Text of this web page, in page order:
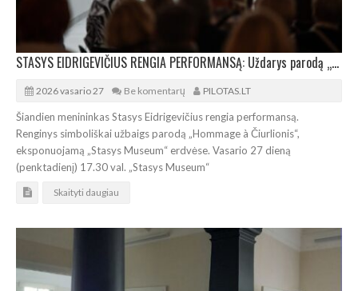
STASYS EIDRIGEVIČIUS RENGIA PERFORMANSĄ: Uždarys parodą „Hommage à Čiurlionis“
2026 vasario 27 Be komentarų PILOTAS.LT
Šiandien menininkas Stasys Eidrigevičius rengia performansą.
Renginys simboliškai užbaigs parodą „Hommage à Čiurlionis“,
eksponuojamą „Stasys Museum“ erdvėse. Vasario 27 dieną
(penktadienį) 17.30 val. „Stasys Museum“
Skaityti daugiau